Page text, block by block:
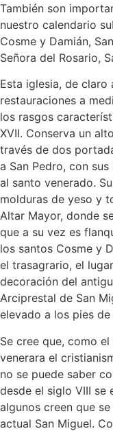
También son
nuestro calendario
Cosme y Damián,
Señora del Rosario,
Esta iglesia, de
restauraciones a
los rasgos
XVII. Conserva un
través de dos
a San Pedro, con
al santo venerado.
molduras de yeso y
Altar Mayor, donde
que a su vez es
los santos Cosme y
el trasagrario, el
decoración del
Arciprestal de San
elevado a los pies de
Se cree que, como
venerara el
no se puede saber
desde el siglo VIII se
algunos creen que
actual San Miguel.